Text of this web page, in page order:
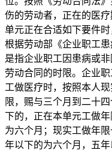
伤的劳动者，正在的医
单元正在合适如下要件
根据劳动部《企业职工
是指企业职工因患病或
劳动合同的时限。企业
工做医疗时，按照本人
限，赐与三个月到二十
下的，正在本单元工做
为六个月；现实工做年
年以下的为六个月，五